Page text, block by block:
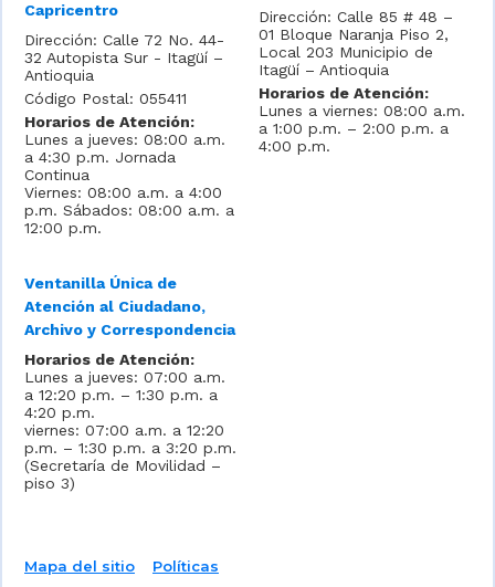
Capricentro
Dirección: Calle 72 No. 44-
32 Autopista Sur - Itagüí –
Antioquia
Código Postal: 055411
Horarios de Atención:
Lunes a jueves: 08:00 a.m.
a 4:30 p.m. Jornada
Continua
Viernes: 08:00 a.m. a 4:00
p.m. Sábados: 08:00 a.m. a
12:00 p.m.
Dirección: Calle 85 # 48 –
01 Bloque Naranja Piso 2,
Local 203 Municipio de
Itagüí – Antioquia
Horarios de Atención:
Lunes a viernes: 08:00 a.m.
a 1:00 p.m. – 2:00 p.m. a
4:00 p.m.
Ventanilla Única de
Atención al Ciudadano,
Archivo y Correspondencia
Horarios de Atención:
Lunes a jueves: 07:00 a.m.
a 12:20 p.m. – 1:30 p.m. a
4:20 p.m.
viernes: 07:00 a.m. a 12:20
p.m. – 1:30 p.m. a 3:20 p.m.
(Secretaría de Movilidad –
piso 3)
Mapa del sitio Políticas